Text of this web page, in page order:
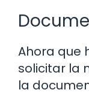
Ahora que
solicitar la
la